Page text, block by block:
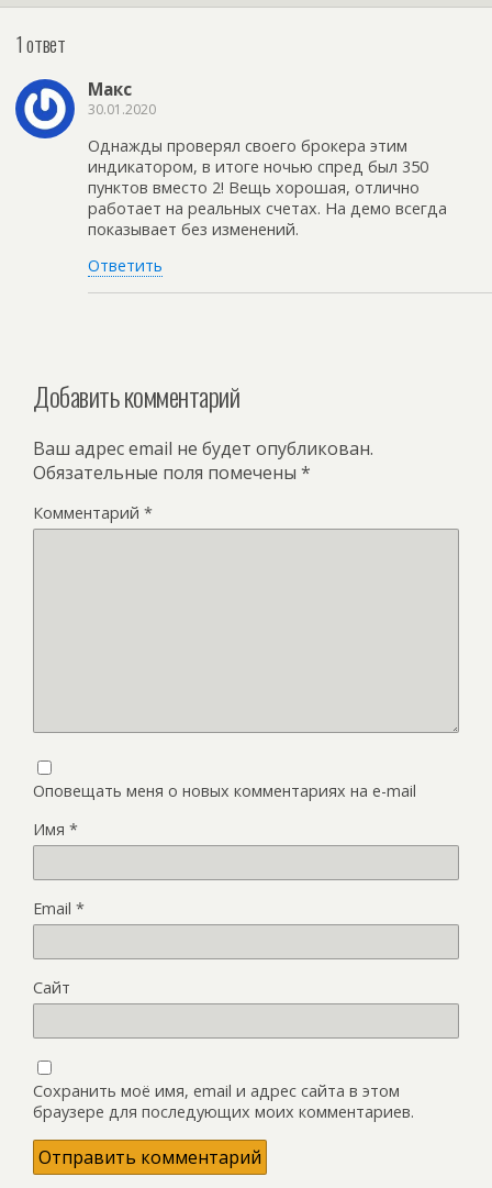
1 ответ
Макс
30.01.2020
Однажды проверял своего брокера этим
индикатором, в итоге ночью спред был 350
пунктов вместо 2! Вещь хорошая, отлично
работает на реальных счетах. На демо всегда
показывает без изменений.
Ответить
Добавить комментарий
Ваш адрес email не будет опубликован.
Обязательные поля помечены *
Комментарий *
Оповещать меня о новых комментариях на e-mail
Имя *
Email *
Сайт
Сохранить моё имя, email и адрес сайта в этом
браузере для последующих моих комментариев.